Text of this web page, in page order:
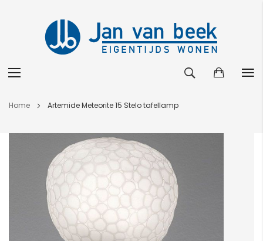
Ga
de
Home Artemide Meteorite 15 Stelo tafellamp
afbeeldingen-